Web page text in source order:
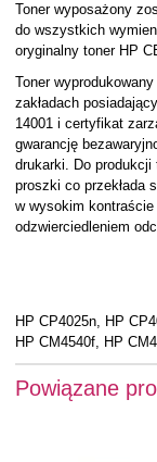
Toner wyposażony
do wszystkich
oryginalny toner HP
Toner
zakładach
14001 i certyfikat
gwarancję
drukarki. Do
proszki co przekłada
w wysokim
odzwierciedleniem
HP CP4025n, HP
HP CM4540f, HP
Powiązane